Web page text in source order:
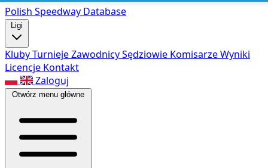
Polish Speedway Database
Ligi
KlubyTurniejeZawodnicySędziowie KomisarzeWyniki
Licencje Kontakt
Zaloguj
Otwórz menu główne